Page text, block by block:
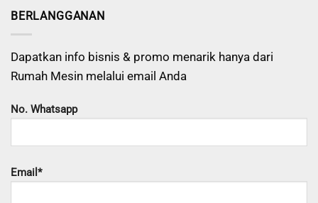
BERLANGGANAN
Dapatkan info bisnis & promo menarik hanya dari
Rumah Mesin melalui email Anda
No. Whatsapp
Email*